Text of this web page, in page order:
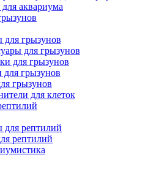
аквариума
для грызунов
для грызунов
для грызунов
для грызунов
грызунов
для клеток
для рептилий
рептилий